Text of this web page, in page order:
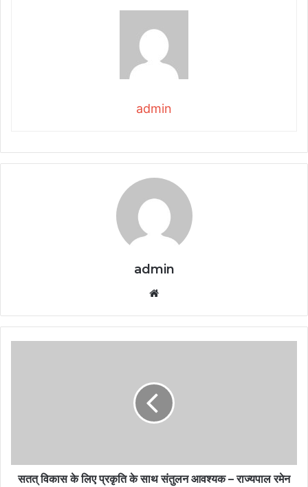
admin
admin
सतत् विकास के लिए प्रकृति के साथ संतुलन आवश्यक – राज्यपाल रमेन